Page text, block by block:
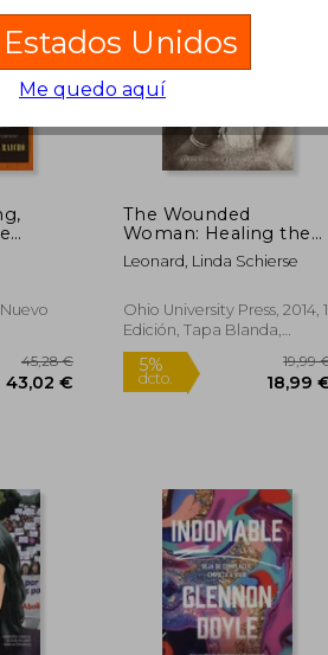
15,39 € dcto.
The Wounded
Woman: Healing the
Father-Daughter
Relationship (en
Leonard, Linda Schierse
Ohio University Press, 2014, 1
Edición, Tapa Blanda,
Nuevo
Estados Unidos
Me quedo aquí